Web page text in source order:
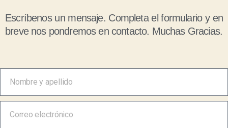
Escríbenos un mensaje. Completa el formulario y en
breve nos pondremos en contacto. Muchas Gracias.